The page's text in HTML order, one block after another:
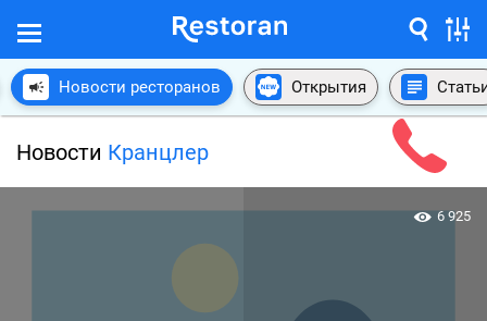
Новости ресторанов Открытия
Новости Кранцлер
6 925